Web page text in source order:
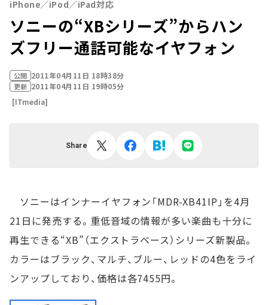
iPhone／iPod／iPad対応
ソニーの“XBシリーズ”からハン
ズフリー通話可能なイヤフォン
公開 2011年04月11日 18時38分
更新 2011年04月11日 19時05分
[ITmedia]
Share
ソニーはインナーイヤフォン「MDR-XB41IP」を4月
21日に発売する。重低音域の情報が多い楽曲も十分に
再生できる“XB”（エクストラベース）シリーズ新製品。
カラーはブラック、マルチ、ブルー、レッドの4色をライ
ンアップしており、価格は各7455円。